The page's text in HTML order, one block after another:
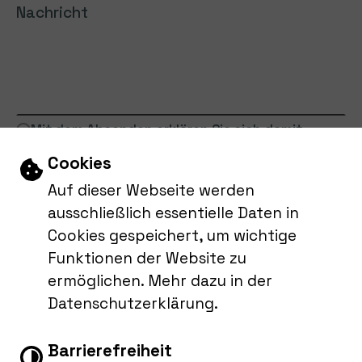
Einstellungen zu Cookies und
Cookies
Auf dieser Webseite werden
ausschließlich essentielle Daten in
Cookies gespeichert, um wichtige
Funktionen der Website zu
ermöglichen. Mehr dazu in der
Datenschutzerklärung.
Barrierefreiheit
Nachricht
Mit dem Absenden erklären Sie sich damit
einverstanden, dass Ihre Daten zur Bearbeitung
Ihres Anliegens verwendet werden (Weitere
Informationen finden Sie in der
Datenschutzerklärung).
Absenden